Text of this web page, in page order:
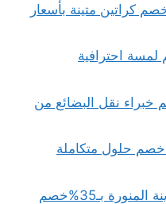
نقل عفش مكة بـ35%خصم كراتين متينة بأسعار
بـ30%خصم لمسة احترافية
جدة بـ35%خصم خبراء نقل البضائع من
جدة السامر بـ35%خصم حلول متكاملة
ارخص شركة نقل عفش بالمدينة المنورة بـ35%خصم